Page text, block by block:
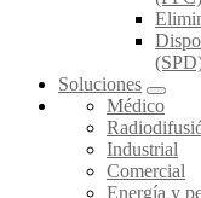
Soluciones
Médico
Industrial
Comercial
Energía y